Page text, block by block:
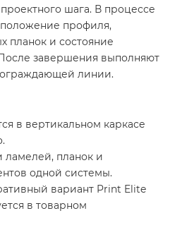
шага. В процессе
профиля,
планок и состояние
завершения выполняют
линии.
в вертикальном каркасе
ламелей, планок и
одной системы.
вариант Print Elite
в товарном